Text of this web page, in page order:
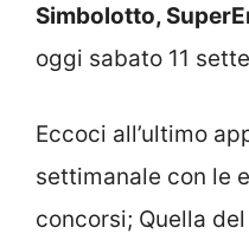
Simbolotto,
oggi sabato 11
Eccoci all’ultimo
settimanale con le
concorsi; Quella